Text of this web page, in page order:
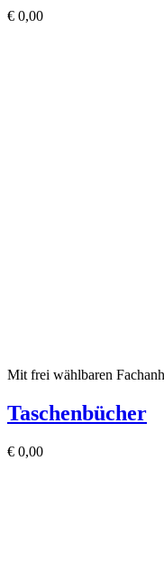
€ 0,00
Mit frei wählbaren
Taschenbücher
€ 0,00